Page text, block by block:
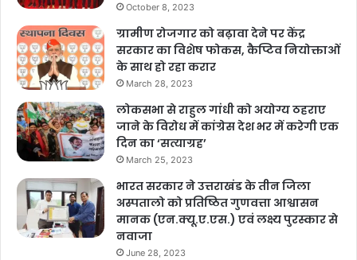
October 8, 2023
ग्रामीण रोजगार को बढ़ावा देने पर केंद्र
सरकार का विशेष फोकस, कैप्टिव नियोक्ताओं
के साथ हो रहा करार
March 28, 2023
लोकसभा से राहुल गांधी को अयोग्य ठहराए
जाने के विरोध में कांग्रेस देश भर में करेगी एक
दिन का ‘सत्याग्रह’
March 25, 2023
भारत सरकार ने उत्तराखंड के तीन जिला
अस्पतालो को प्रतिष्ठित गुणवत्ता आश्वासन
मानक (एन.क्यू.ए.एस.) एवं लक्ष्य पुरस्कार से
नवाजा
June 28, 2023